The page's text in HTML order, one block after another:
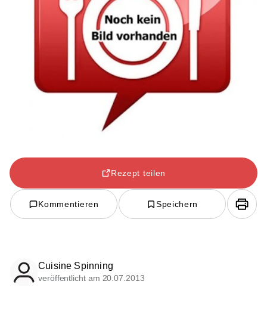
Rezept teilen
Kommentieren Speichern
Cuisine Spinning
veröffentlicht am 20.07.2013